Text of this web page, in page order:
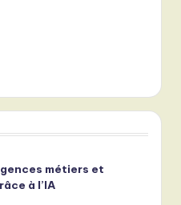
métiers et
à l’IA